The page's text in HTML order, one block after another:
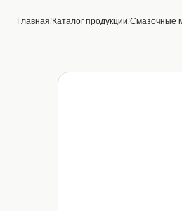
Главная Каталог продукции Смазочные